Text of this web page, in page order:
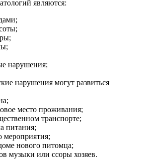
являются:
нарушения;
нарушения могут развиться
место проживания;
транспорте;
питания;
мероприятия;
нового питомца;
музыки или ссоры хозяев.